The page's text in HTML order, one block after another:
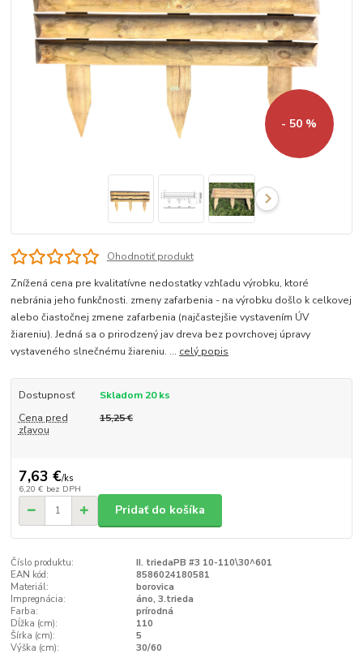
- 50 %
Ohodnotiť produkt
Znížená cena pre kvalitatívne nedostatky vzhľadu výrobku, ktoré
nebránia jeho funkčnosti. zmeny zafarbenia - na výrobku došlo k celkovej
alebo čiastočnej zmene zafarbenia (najčastejšie vystavením ÚV
žiareniu). Jedná sa o prirodzený jav dreva bez povrchovej úpravy
vystaveného slnečnému žiareniu. ... celý popis
Dostupnosť
Skladom 20 ks
Cena pred
zľavou
15,25 €
7,63 €/ks
6,20 € bez DPH
Pridať do košíka
Číslo produktu:
II. triedaPB #3 10-110\30^601
EAN kód:
8586024180581
Materiál:
borovica
Impregnácia:
áno, 3.trieda
Farba:
prírodná
Dĺžka (cm):
110
Šírka (cm):
5
Výška (cm):
30/60